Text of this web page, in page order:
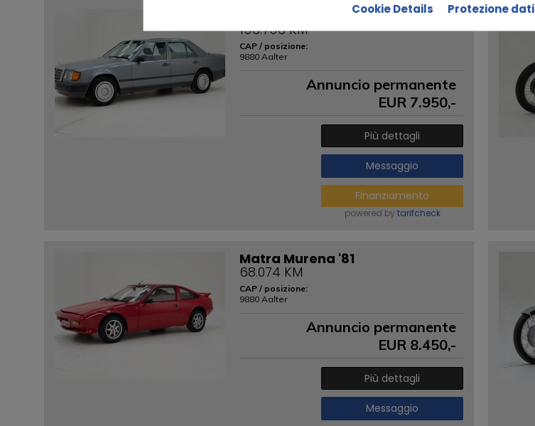
Mercedes Benz 230E '88
156.756 KM
CAP / posizione:
9880 Aalter
Annuncio permanente
EUR 7.950,-
Più dettagli
Messaggio
Finanziamento
powered by tarifcheck
Matra Murena '81
68.074 KM
CAP / posizione:
9880 Aalter
Annuncio permanente
EUR 8.450,-
Più dettagli
Messaggio
Cookie Details Protezione dati